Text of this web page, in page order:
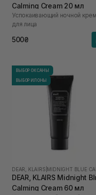
Calming Cream 20 мл
Успокаивающий ночной крем
для лица
500₴
ВЫБОР ОКСАНЫ
ВЫБОР ИЛОНЫ
DEAR, KLAIRS
DEAR, KLAIRS Midnight
Calming Cream 60 мл